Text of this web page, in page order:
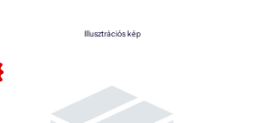
Illusztrációs kép